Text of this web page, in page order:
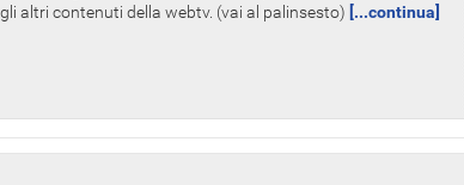
altri contenuti della webtv. (vai al palinsesto) [...continua]